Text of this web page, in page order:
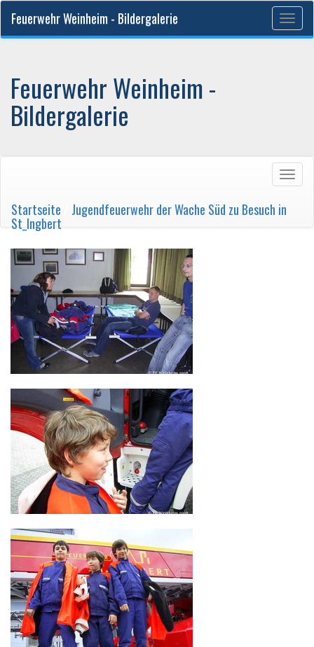
Feuerwehr Weinheim - Bildergalerie
Feuerwehr Weinheim -
Bildergalerie
Startseite Jugendfeuerwehr der Wache Süd zu Besuch in
St_Ingbert